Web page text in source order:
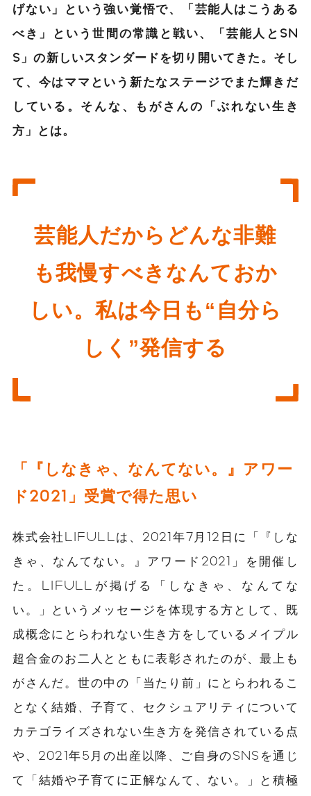
げない」という強い覚悟で、「芸能人はこうある
べき」という世間の常識と戦い、「芸能人とSN
S」の新しいスタンダードを切り開いてきた。そし
て、今はママという新たなステージでまた輝きだ
している。そんな、もがさんの「ぶれない生き
方」とは。
芸能人だからどんな非難
も我慢すべきなんておか
しい。私は今日も“自分ら
しく”発信する
「『しなきゃ、なんてない。』アワー
ド2021」受賞で得た思い
株式会社LIFULLは、2021年7月12日に「『しな
きゃ、なんてない。』アワード2021」を開催し
た。LIFULLが掲げる「しなきゃ、なんてな
い。」というメッセージを体現する方として、既
成概念にとらわれない生き方をしているメイプル
超合金のお二人とともに表彰されたのが、最上も
がさんだ。世の中の「当たり前」にとらわれるこ
となく結婚、子育て、セクシュアリティについて
カテゴライズされない生き方を発信されている点
や、2021年5月の出産以降、ご自身のSNSを通じ
て「結婚や子育てに正解なんて、ない。」と積極